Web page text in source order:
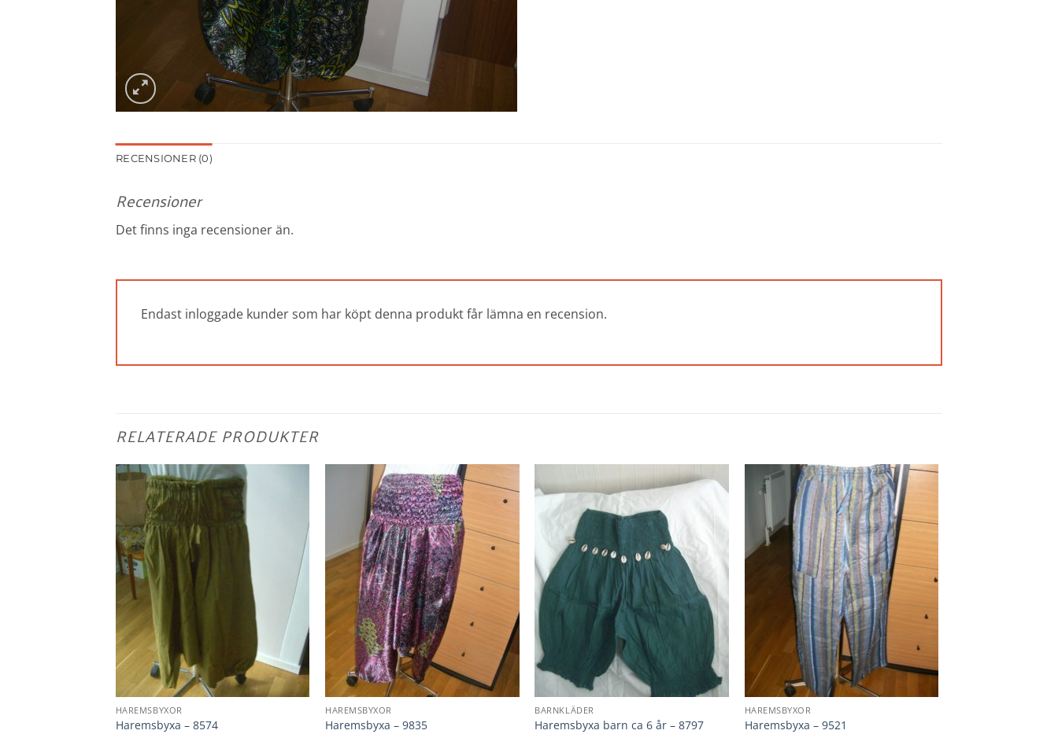
RECENSIONER (0)
Recensioner
Det finns inga recensioner än.
Endast inloggade kunder som har köpt denna produkt får lämna en recension.
RELATERADE PRODUKTER
HAREMSBYXOR
Haremsbyxa – 8574
HAREMSBYXOR
Haremsbyxa – 9835
BARNKLÄDER
Haremsbyxa barn ca 6 år – 8797
HAREMSBYXOR
Haremsbyxa – 9521